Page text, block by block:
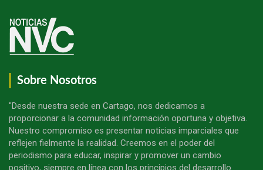
Sobre Nosotros
"Desde nuestra sede en Cartago, nos dedicamos a
proporcionar a la comunidad información oportuna y objetiva.
Nuestro compromiso es presentar noticias imparciales que
reflejen fielmente la realidad. Creemos en el poder del
periodismo para educar, inspirar y promover un cambio
positivo, siempre en línea con los principios del desarrollo